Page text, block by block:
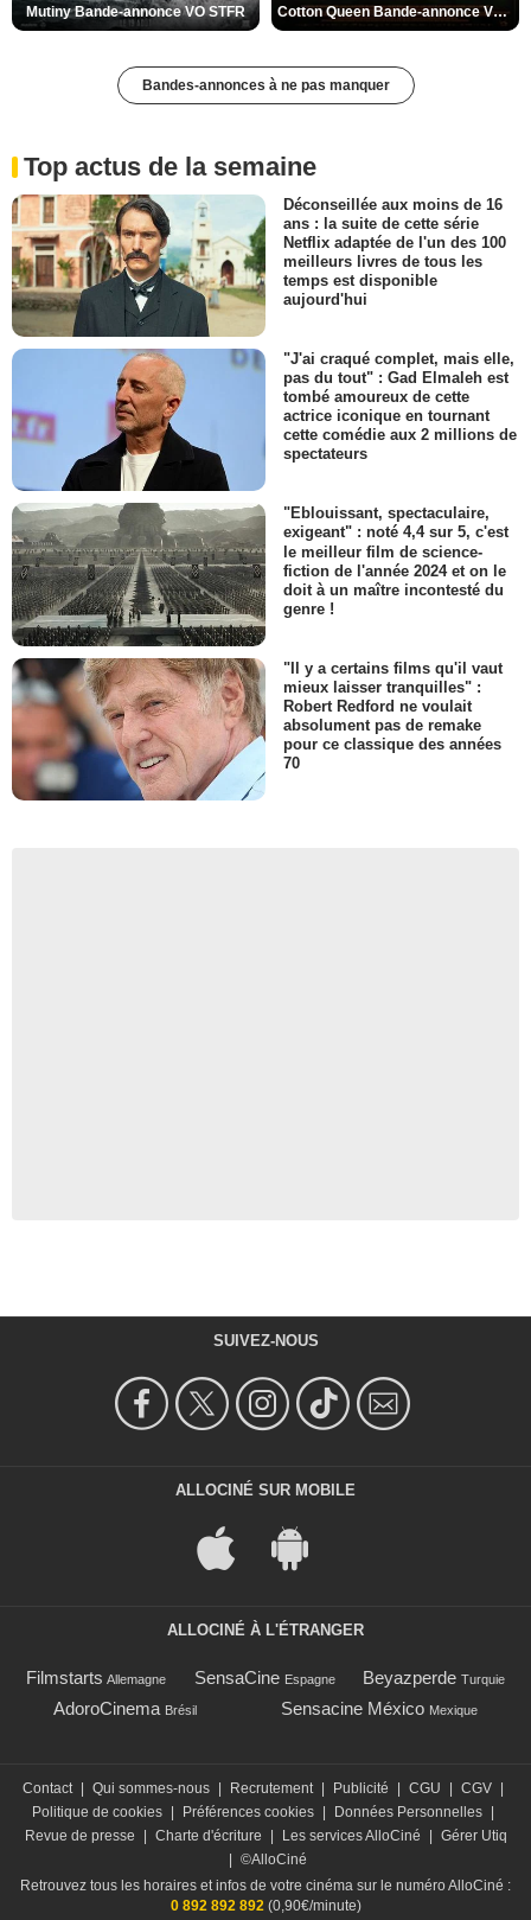
Mutiny Bande-annonce VO STFR Cotton Queen Bande-annonce VO STFR
Bandes-annonces à ne pas manquer
Top actus de la semaine
Déconseillée aux moins de 16
ans : la suite de cette série
Netflix adaptée de l'un des 100
meilleurs livres de tous les
temps est disponible
aujourd'hui
"J'ai craqué complet, mais elle,
pas du tout" : Gad Elmaleh est
tombé amoureux de cette
actrice iconique en tournant
cette comédie aux 2 millions de
spectateurs
"Eblouissant, spectaculaire,
exigeant" : noté 4,4 sur 5, c'est
le meilleur film de science-
fiction de l'année 2024 et on le
doit à un maître incontesté du
genre !
"Il y a certains films qu'il vaut
mieux laisser tranquilles" :
Robert Redford ne voulait
absolument pas de remake
pour ce classique des années
70
SUIVEZ-NOUS
ALLOCINÉ SUR MOBILE
ALLOCINÉ À L'ÉTRANGER
Filmstarts Allemagne SensaCine Espagne Beyazperde Turquie
AdoroCinema Brésil Sensacine México Mexique
Contact Qui sommes-nous Recrutement Publicité CGU CGV
Politique de cookies
Préférences cookies Données Personnelles
Revue de presse
Charte d'écriture Les services AlloCiné
Gérer Utiq
©AlloCiné
Retrouvez tous les horaires et infos de votre cinéma sur le numéro AlloCiné :
0 892 892 892(0,90€/minute)